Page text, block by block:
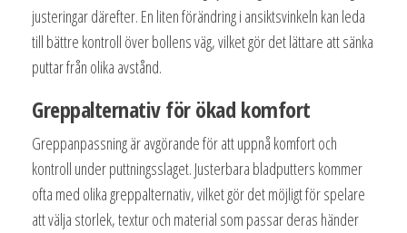
justeringar därefter. En liten förändring i ansiktsvinkeln kan leda
till bättre kontroll över bollens väg, vilket gör det lättare att sänka
puttar från olika avstånd.
Greppalternativ för ökad komfort
Greppanpassning är avgörande för att uppnå komfort och
kontroll under puttningsslaget. Justerbara bladputters kommer
ofta med olika greppalternativ, vilket gör det möjligt för spelare
att välja storlek, textur och material som passar deras händer